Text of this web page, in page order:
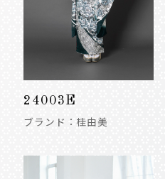
24003E
ブランド：桂由美